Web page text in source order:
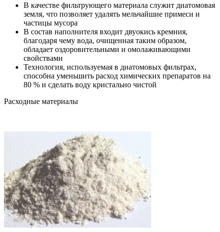
В качестве фильтрующего материала служит диатомовая
земля, что позволяет удалять мельчайшие примеси и
частицы мусора
В состав наполнителя входит двуокись кремния,
благодаря чему вода, очищенная таким образом,
обладает оздоровительными и омолаживающими
свойствами
Технология, используемая в диатомовых фильтрах,
способна уменьшить расход химических препаратов на
80 % и сделать воду кристально чистой
Расходные материалы